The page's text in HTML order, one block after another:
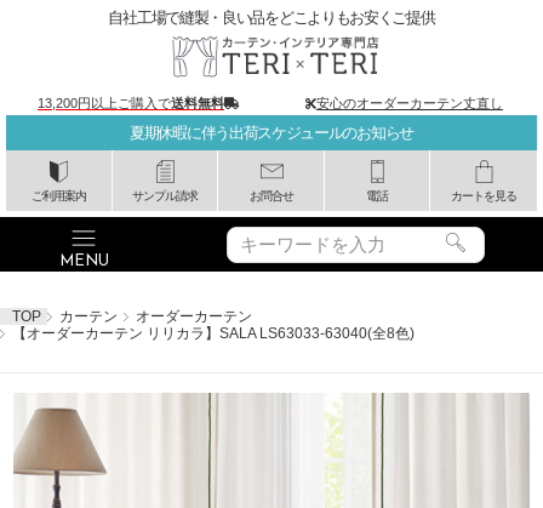
夏期休暇に伴う出荷スケジュールのお知らせ
ご利用案内 サンプル請求 お問合せ 電話 カートを見る
自社工場で縫製・良い品をどこよりもお安くご提供
13,200円以上ご購入で送料無料 安心のオーダーカーテン丈直し
TOP カーテン
オーダーカーテン
【オーダーカーテン リリカラ】SALA LS63033-63040(全8色)